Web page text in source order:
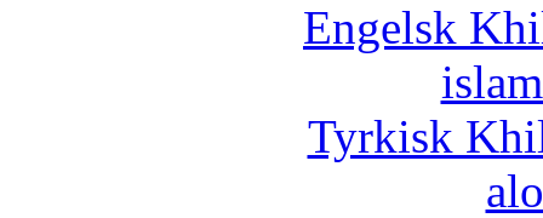
Engelsk
Tyrkisk